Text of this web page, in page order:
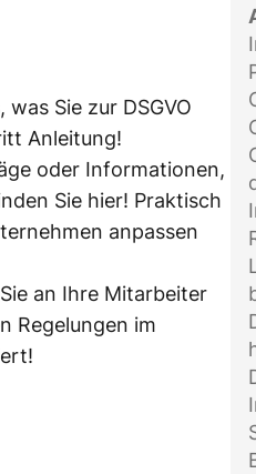
Sie zur DSGVO
Anleitung!
oder Informationen,
Sie hier! Praktisch
anpassen
an Ihre Mitarbeiter
Regelungen im